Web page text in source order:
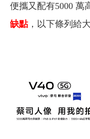
便攜又配有5000 萬
缺點，以下條列給